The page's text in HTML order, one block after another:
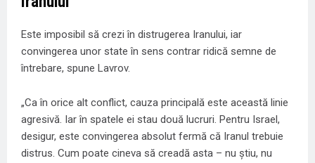
Este imposibil să crezi în distrugerea Iranului, iar
convingerea unor state în sens contrar ridică semne de
întrebare, spune Lavrov.
„Ca în orice alt conflict, cauza principală este această linie
agresivă. Iar în spatele ei stau două lucruri. Pentru Israel,
desigur, este convingerea absolut fermă că Iranul trebuie
distrus. Cum poate cineva să creadă asta – nu știu, nu